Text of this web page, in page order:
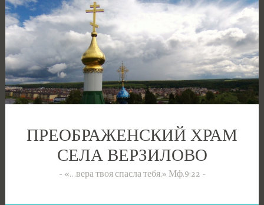
Перейти
к
содержимому
ПРЕОБРАЖЕНСКИЙ ХРАМ
СЕЛА ВЕРЗИЛОВО
«…вера твоя спасла тебя.» Мф.9:22